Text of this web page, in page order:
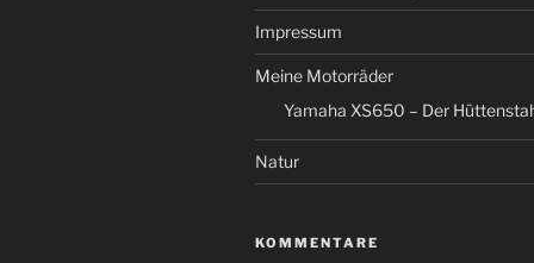
Impressum
Meine Motorräder
Yamaha XS650 – Der
Natur
KOMMENTARE